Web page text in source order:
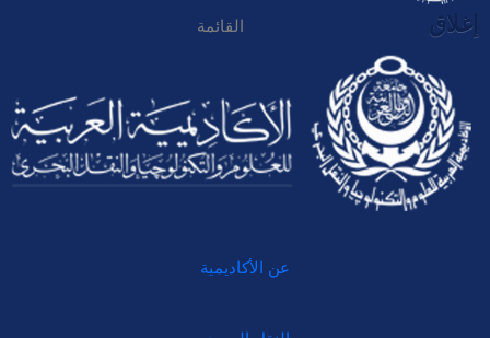
إغلاق القائمة
عن الأكاديمية